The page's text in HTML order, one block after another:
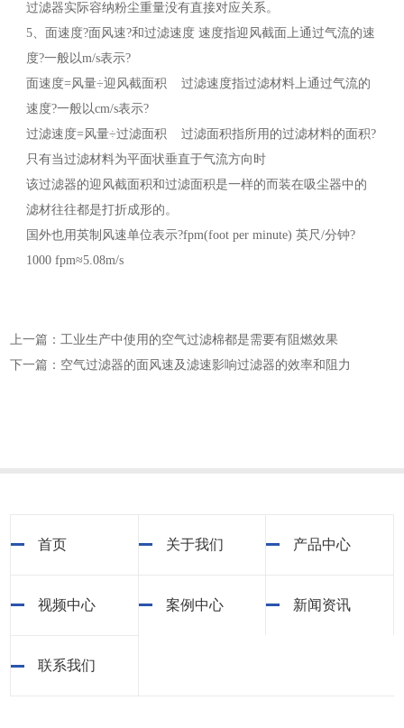
过滤器实际容纳粉尘重量没有直接对应关系。
5、面速度?面风速?和过滤速度 速度指迎风截面上通过气流的速
度?一般以m/s表示?
面速度=风量÷迎风截面积 过滤速度指过滤材料上通过气流的
速度?一般以cm/s表示?
过滤速度=风量÷过滤面积 过滤面积指所用的过滤材料的面积?
只有当过滤材料为平面状垂直于气流方向时
该过滤器的迎风截面积和过滤面积是一样的而装在吸尘器中的
滤材往往都是打折成形的。
国外也用英制风速单位表示?fpm(foot per minute) 英尺/分钟?
1000 fpm≈5.08m/s
上一篇：工业生产中使用的空气过滤棉都是需要有阻燃效果
下一篇：空气过滤器的面风速及滤速影响过滤器的效率和阻力
首页 关于我们 产品中心
视频中心 案例中心 新闻资讯
联系我们